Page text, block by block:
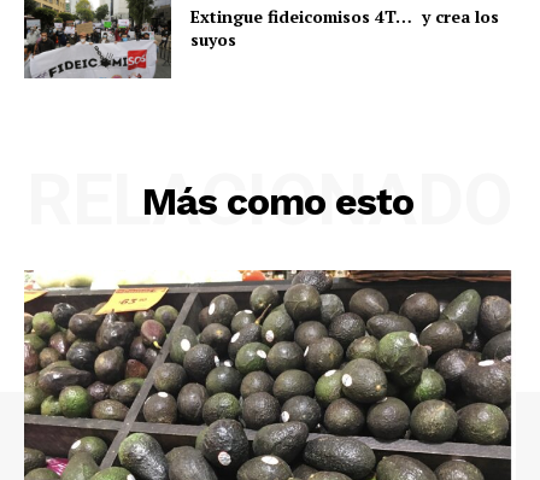
Extingue fideicomisos 4T… y crea los
suyos
Más como esto
RELACIONADO